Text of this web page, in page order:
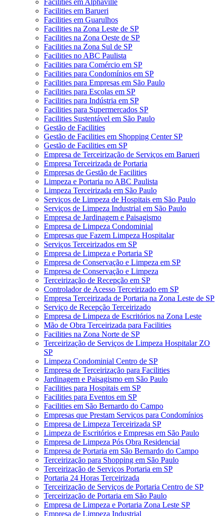
Facilities em Alphaville
Facilities em Barueri
Facilities em Guarulhos
Facilities na Zona Leste de SP
Facilities na Zona Oeste de SP
Facilities na Zona Sul de SP
Facilities no ABC Paulista
Facilities para Comércio em SP
Facilities para Condomínios em SP
Facilities para Empresas em São Paulo
Facilities para Escolas em SP
Facilities para Indústria em SP
Facilities para Supermercados SP
Facilities Sustentável em São Paulo
Gestão de Facilities
Gestão de Facilities em Shopping Center SP
Gestão de Facilities em SP
Empresa de Terceirização de Serviços em Barueri
Empresa Terceirizada de Portaria
Empresas de Gestão de Facilities
Limpeza e Portaria no ABC Paulista
Limpeza Terceirizada em São Paulo
Serviços de Limpeza de Hospitais em São Paulo
Serviços de Limpeza Industrial em São Paulo
Empresa de Jardinagem e Paisagismo
Empresa de Limpeza Condominial
Empresas que Fazem Limpeza Hospitalar
Serviços Terceirizados em SP
Empresa de Limpeza e Portaria SP
Empresa de Conservação e Limpeza em SP
Empresa de Conservação e Limpeza
Terceirização de Recepção em SP
Controlador de Acesso Terceirizado em SP
Empresa Terceirizada de Portaria na Zona Leste de SP
Serviço de Recepção Terceirizado
Empresa de Limpeza de Escritórios na Zona Leste
Mão de Obra Terceirizada para Facilities
Facilities na Zona Norte de SP
Terceirização de Serviços de Limpeza Hospitalar ZO
SP
Limpeza Condominial Centro de SP
Empresa de Terceirização para Facilities
Jardinagem e Paisagismo em São Paulo
Facilities para Hospitais em SP
Facilities para Eventos em SP
Facilities em São Bernardo do Campo
Empresas que Prestam Serviços para Condomínios
Empresa de Limpeza Terceirizada SP
Limpeza de Escritórios e Empresas em São Paulo
Empresa de Limpeza Pós Obra Residencial
Empresa de Portaria em São Bernardo do Campo
Terceirização para Shopping em São Paulo
Terceirização de Serviços Portaria em SP
Portaria 24 Horas Terceirizada
Terceirização de Serviços de Portaria Centro de SP
Terceirização de Portaria em São Paulo
Empresa de Limpeza e Portaria Zona Leste SP
Empresa de Limpeza Industrial